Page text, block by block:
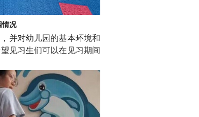
情况
并对幼儿园的基本环境和
见习生们可以在见习期间